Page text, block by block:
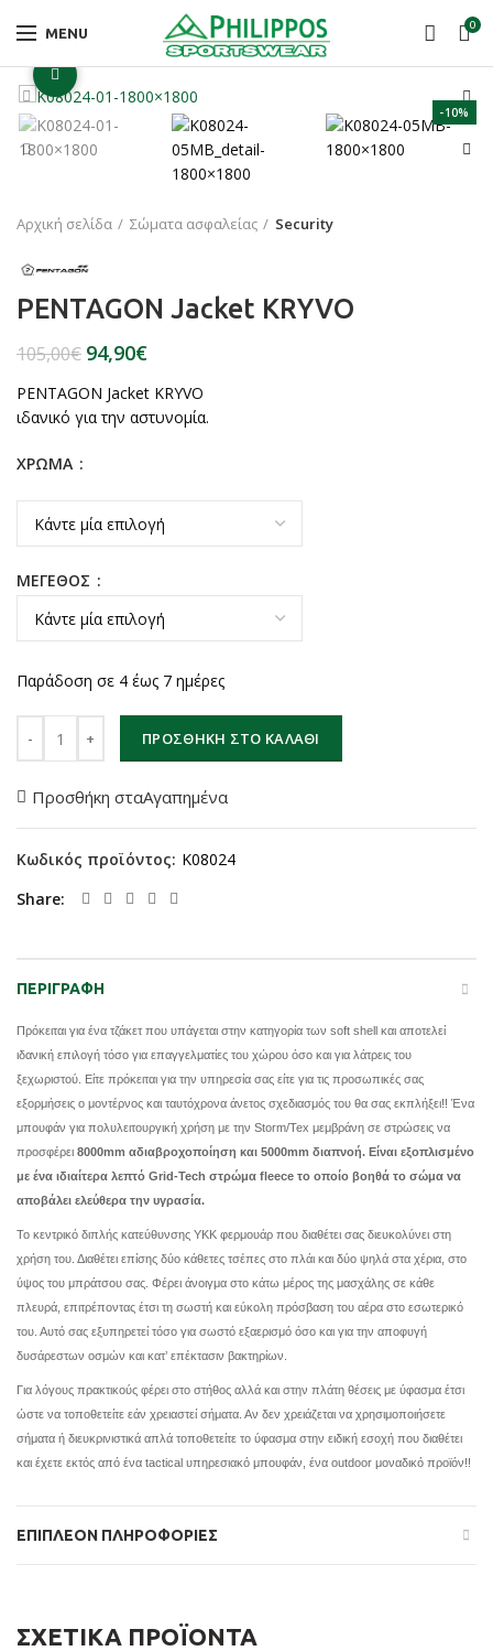
MENU 0
-10%
Αρχική σελίδα Σώματα ασφαλείας Security
PENTAGON Jacket KRYVO
105,00€ 94,90€
PENTAGON Jacket KRYVO
ιδανικό για την αστυνομία.
ΧΡΩΜΑ
ΜΕΓΕΘΟΣ
Παράδοση σε 4 έως 7 ημέρες
ΠΡΟΣΘΉΚΗ ΣΤΟ ΚΑΛΆΘΙ
Προσθήκη σταΑγαπημένα
Κωδικός προϊόντος: K08024
Share
ΠΕΡΙΓΡΑΦΉ
Πρόκειται για ένα τζάκετ που υπάγεται στην κατηγορία των soft shell και αποτελεί
ιδανική επιλογή τόσο για επαγγελματίες του χώρου όσο και για λάτρεις του
ξεχωριστού. Είτε πρόκειται για την υπηρεσία σας είτε για τις προσωπικές σας
εξορμήσεις ο μοντέρνος και ταυτόχρονα άνετος σχεδιασμός του θα σας εκπλήξει!! Ένα
μπουφάν για πολυλειτουργική χρήση με την Storm/Tex μεμβράνη σε στρώσεις να
προσφέρει 8000mm αδιαβροχοποίηση και 5000mm διαπνοή. Είναι εξοπλισμένο
με ένα ιδιαίτερα λεπτό Grid-Tech στρώμα fleece το οποίο βοηθά το σώμα να
αποβάλει ελεύθερα την υγρασία.
Το κεντρικό διπλής κατεύθυνσης YKK φερμουάρ που διαθέτει σας διευκολύνει στη
χρήση του. Διαθέτει επίσης δύο κάθετες τσέπες στο πλάι και δύο ψηλά στα χέρια, στο
ύψος του μπράτσου σας. Φέρει άνοιγμα στο κάτω μέρος της μασχάλης σε κάθε
πλευρά, επιτρέποντας έτσι τη σωστή και εύκολη πρόσβαση του αέρα στο εσωτερικό
του. Αυτό σας εξυπηρετεί τόσο για σωστό εξαερισμό όσο και για την αποφυγή
δυσάρεστων οσμών και κατ’ επέκτασιν βακτηρίων.
Για λόγους πρακτικούς φέρει στο στήθος αλλά και στην πλάτη θέσεις με ύφασμα έτσι
ώστε να τοποθετείτε εάν χρειαστεί σήματα. Αν δεν χρειάζεται να χρησιμοποιήσετε
σήματα ή διευκρινιστικά απλά τοποθετείτε το ύφασμα στην ειδική εσοχή που διαθέτει
και έχετε εκτός από ένα tactical υπηρεσιακό μπουφάν, ένα outdoor μοναδικό προϊόν!!
ΕΠΙΠΛΈΟΝ ΠΛΗΡΟΦΟΡΊΕΣ
ΣΧΕΤΙΚΆ ΠΡΟΪΌΝΤΑ